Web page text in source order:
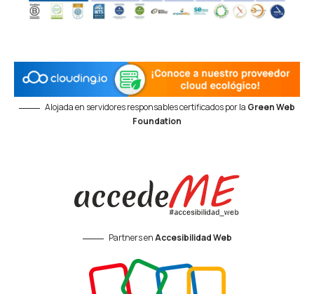
Alojada en servidores responsables certificados por la Green Web
Foundation
Partners enAccesibilidad Web